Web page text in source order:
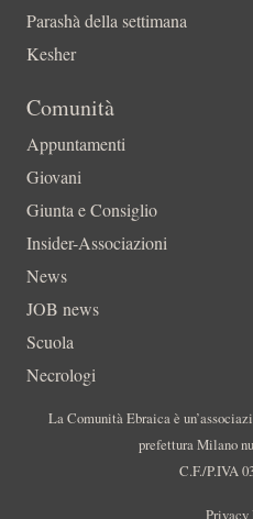
Parashà della settimana
Kesher
Comunità
Appuntamenti
Giovani
Giunta e Consiglio
Insider-Associazioni
News
JOB news
Scuola
Necrologi
La Comunità Ebraica è
prefettura Milano
C.F./P.IVA
Privacy